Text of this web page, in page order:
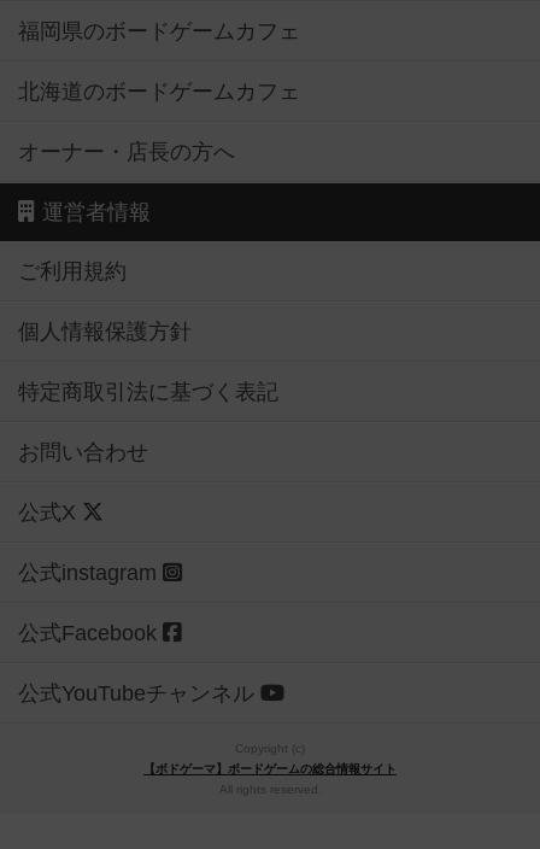
福岡県のボードゲームカフェ
北海道のボードゲームカフェ
オーナー・店長の方へ
運営者情報
ご利用規約
個人情報保護方針
特定商取引法に基づく表記
お問い合わせ
公式X
公式instagram
公式Facebook
公式YouTubeチャンネル
Copyright (c)
【ボドゲーマ】ボードゲームの総合情報サイト
All rights reserved.